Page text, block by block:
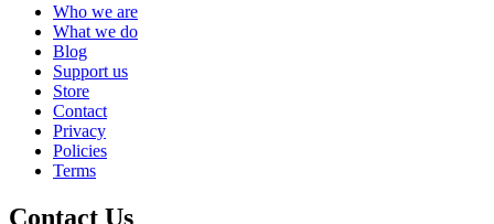
Who we are
What we do
Blog
Support us
Store
Contact
Privacy
Policies
Terms
Contact Us